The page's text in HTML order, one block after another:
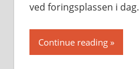
ved foringsplassen i dag.
Continue reading